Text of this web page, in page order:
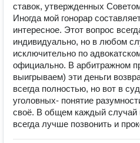
ставок, утвержденных
Иногда мой гонорар
интересное. Этот вопрос
индивидуально, но в любом
исключительно по
официально. В арбитражном
выигрываем) эти деньги
всегда полностью, но вот в
уголовных- понятие
своё. В общем каждый случай
всегда лучше позвонить и